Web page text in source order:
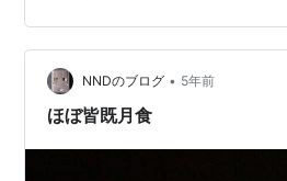
NNDのブログ • 5年前
ほぼ皆既月食